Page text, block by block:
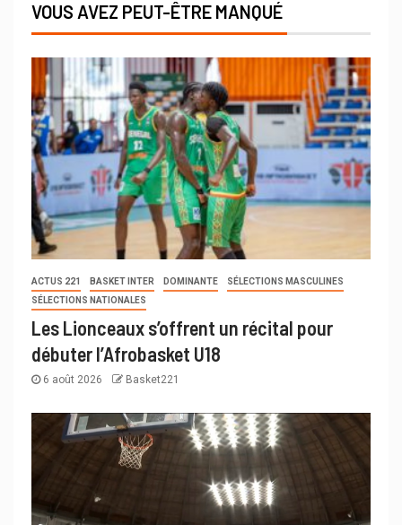
VOUS AVEZ PEUT-ÊTRE MANQUÉ
ACTUS 221 BASKET INTER DOMINANTE
SÉLECTIONS MASCULINES
SÉLECTIONS NATIONALES
Les Lionceaux s’offrent un récital pour
débuter l’Afrobasket U18
6 août 2026 Basket221